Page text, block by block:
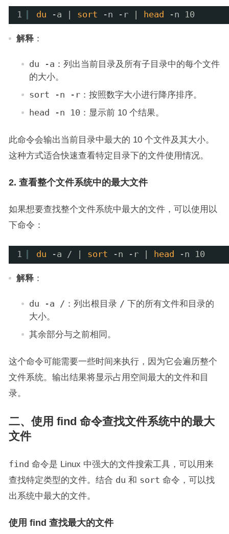
1 du -a | sort -n -r | head -n 10
解释：
du -a ：列出当前目录及所有子目录中的每个文件
的大小。
sort -n -r：按照数字大小进行降序排序。
head -n 10 ：显示前 10 个结果。
此命令会输出当前目录中最大的 10 个文件及其大小。
这种方式适合快速查看特定目录下的文件使用情况。
2. 查看整个文件系统中的最大文件
如果想要查找整个文件系统中最大的文件，可以使用以
下命令：
1 du -a / | sort -n -r | head -n 10
解释：
du -a / ：列出根目录 / 下的所有文件和目录的
大小。
其余部分与之前相同。
这个命令可能需要一些时间来执行，因为它会遍历整个
文件系统。输出结果将显示占用空间最大的文件和目
录。
二、使用 find 命令查找文件系统中的最大
文件
find 命令是 Linux 中强大的文件搜索工具，可以用来
查找特定类型的文件。结合 du 和 sort 命令，可以找
出系统中最大的文件。
使用 find 查找最大的文件